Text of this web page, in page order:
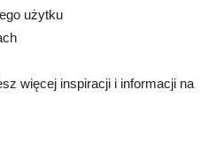
użytku
więcej inspiracji i informacji na